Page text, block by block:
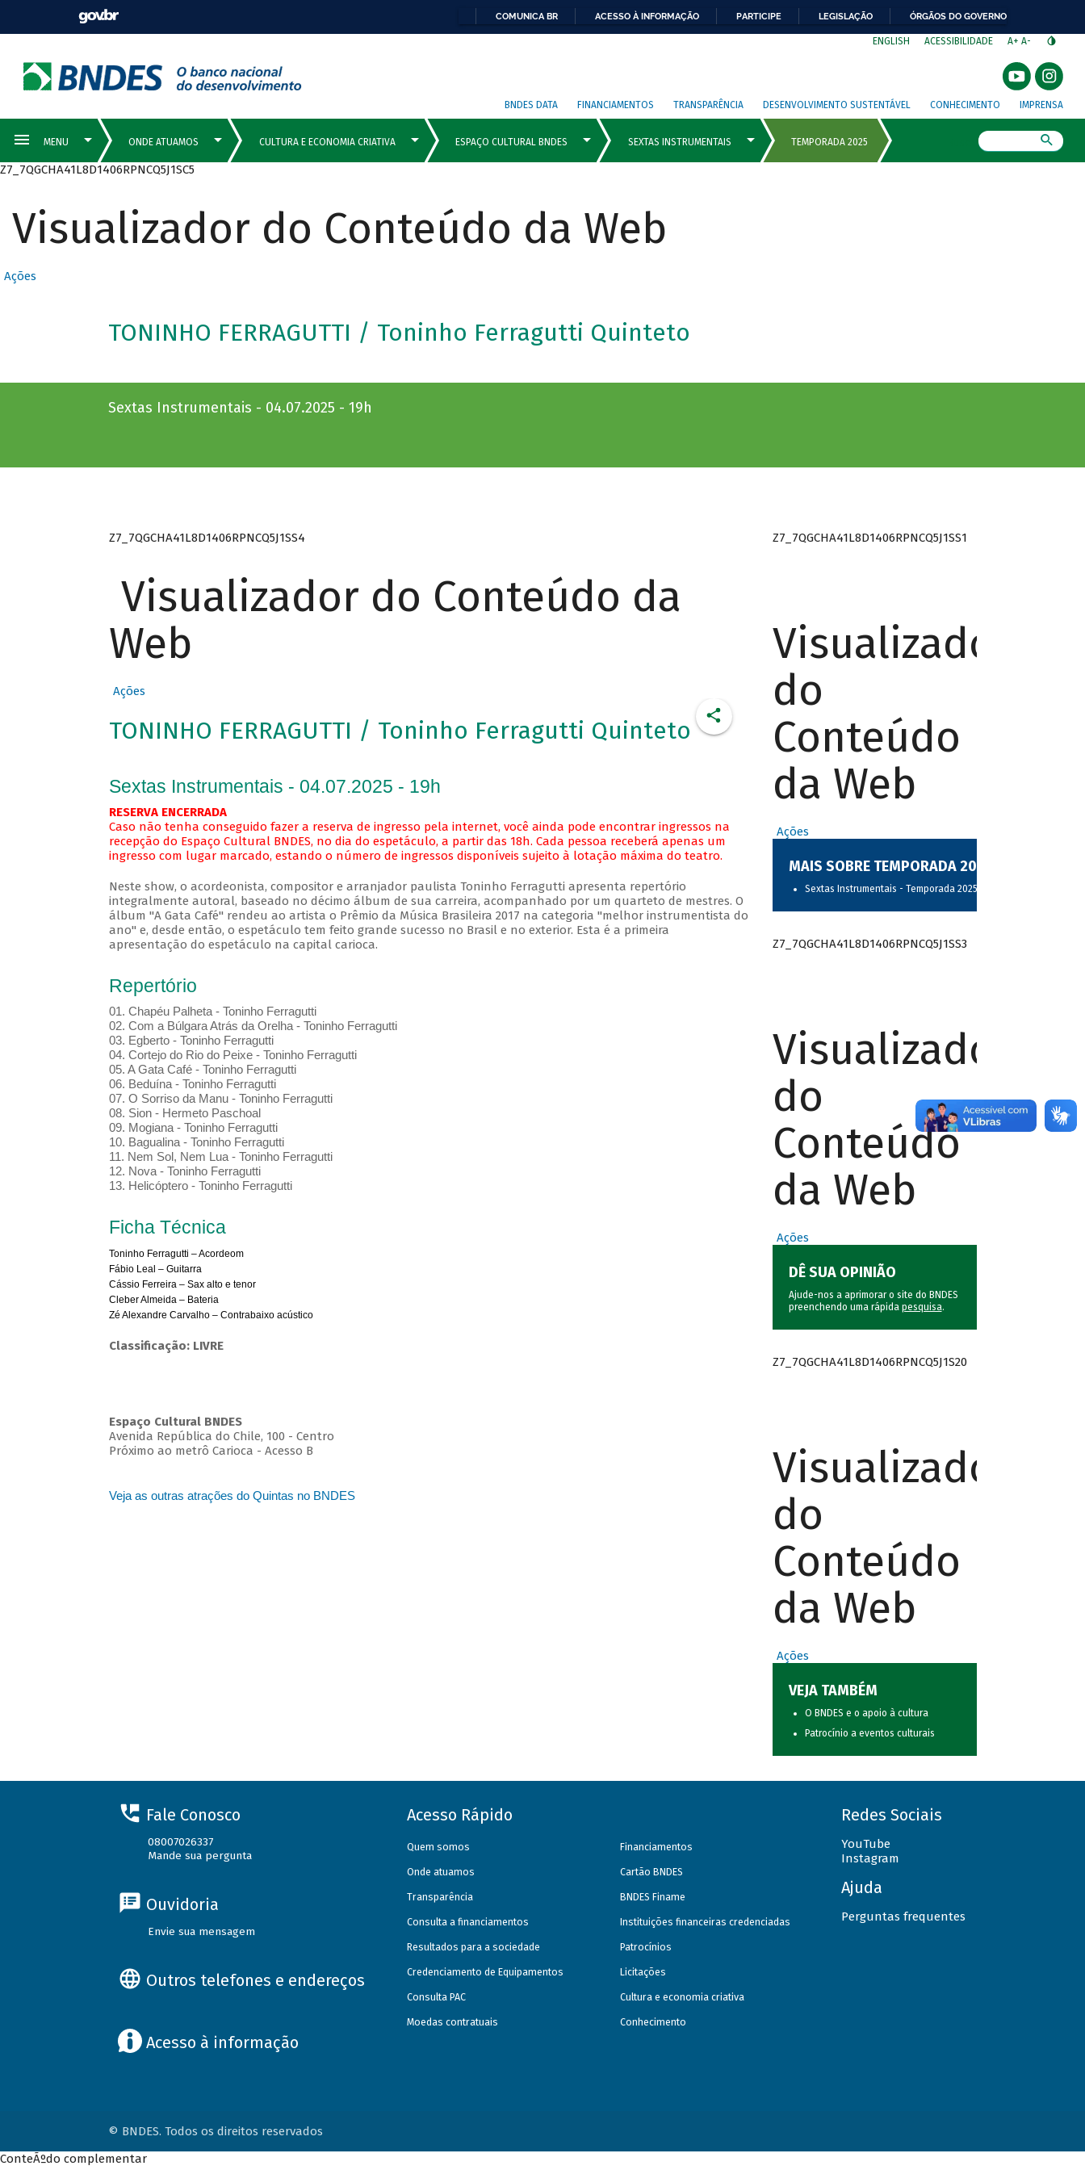
COMUNICA BR ACESSO À INFORMAÇÃO PARTICIPE LEGISLAÇÃO ÓRGÃOS DO GOVERNO
ENGLISH ACESSIBILIDADE A+ A-
BNDES DATA FINANCIAMENTOS TRANSPARÊNCIA DESENVOLVIMENTO SUSTENTÁVEL CONHECIMENTO IMPRENSA
Z7_7QGCHA41L8D1406RPNCQ5J1SC5
Visualizador do Conteúdo da Web
Ações
TONINHO FERRAGUTTI / Toninho Ferragutti Quinteto
Sextas Instrumentais - 04.07.2025 - 19h
Z7_7QGCHA41L8D1406RPNCQ5J1SS4
Visualizador do Conteúdo da
Web
Ações
TONINHO FERRAGUTTI / Toninho Ferragutti Quinteto
Sextas Instrumentais - 04.07.2025 - 19h
RESERVA ENCERRADA
Caso não tenha conseguido fazer a reserva de ingresso pela internet, você ainda pode encontrar ingressos na
recepção do Espaço Cultural BNDES, no dia do espetáculo, a partir das 18h. Cada pessoa receberá apenas um
ingresso com lugar marcado, estando o número de ingressos disponíveis sujeito à lotação máxima do teatro.
Neste show, o acordeonista, compositor e arranjador paulista Toninho Ferragutti apresenta repertório
integralmente autoral, baseado no décimo álbum de sua carreira, acompanhado por um quarteto de mestres. O
álbum "A Gata Café" rendeu ao artista o Prêmio da Música Brasileira 2017 na categoria "melhor instrumentista do
ano" e, desde então, o espetáculo tem feito grande sucesso no Brasil e no exterior. Esta é a primeira
apresentação do espetáculo na capital carioca.
Repertório
01. Chapéu Palheta - Toninho Ferragutti
02. Com a Búlgara Atrás da Orelha - Toninho Ferragutti
03. Egberto - Toninho Ferragutti
04. Cortejo do Rio do Peixe - Toninho Ferragutti
05. A Gata Café - Toninho Ferragutti
06. Beduína - Toninho Ferragutti
07. O Sorriso da Manu - Toninho Ferragutti
08. Sion - Hermeto Paschoal
09. Mogiana - Toninho Ferragutti
10. Bagualina - Toninho Ferragutti
11. Nem Sol, Nem Lua - Toninho Ferragutti
12. Nova - Toninho Ferragutti
13. Helicóptero - Toninho Ferragutti
Ficha Técnica
Toninho Ferragutti – Acordeom
Fábio Leal – Guitarra
Cássio Ferreira – Sax alto e tenor
Cleber Almeida – Bateria
Zé Alexandre Carvalho – Contrabaixo acústico
Classificação: LIVRE
Espaço Cultural BNDES
Avenida República do Chile, 100 - Centro
Próximo ao metrô Carioca - Acesso B
Veja as outras atrações do Quintas no BNDES
Z7_7QGCHA41L8D1406RPNCQ5J1SS1
Visualizador
do
Conteúdo
da Web
Ações
MAIS SOBRE TEMPORADA 2025
Sextas Instrumentais - Temporada 2025
Z7_7QGCHA41L8D1406RPNCQ5J1SS3
Visualizador
do
Conteúdo
da Web
Ações
DÊ SUA OPINIÃO
Ajude-nos a aprimorar o site do BNDES
preenchendo uma rápida pesquisa.
Z7_7QGCHA41L8D1406RPNCQ5J1S20
Visualizador
do
Conteúdo
da Web
Ações
VEJA TAMBÉM
O BNDES e o apoio à cultura
Patrocínio a eventos culturais
Fale Conosco
08007026337
Mande sua pergunta
Ouvidoria
Envie sua mensagem
Outros telefones e endereços
Acesso à informação
Acesso Rápido
Quem somos
Onde atuamos
Transparência
Consulta a financiamentos
Resultados para a sociedade
Credenciamento de Equipamentos
Consulta PAC
Moedas contratuais
Financiamentos
Cartão BNDES
BNDES Finame
Instituições financeiras credenciadas
Patrocínios
Licitações
Cultura e economia criativa
Conhecimento
Redes Sociais
YouTube
Instagram
Ajuda
Perguntas frequentes
© BNDES. Todos os direitos reservados
ConteÃºdo complementar